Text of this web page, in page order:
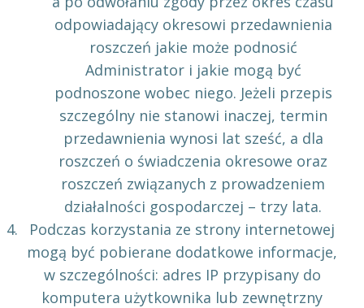
odpowiadający okresowi przedawnienia
roszczeń jakie może podnosić
Administrator i jakie mogą być
podnoszone wobec niego. Jeżeli przepis
szczególny nie stanowi inaczej, termin
przedawnienia wynosi lat sześć, a dla
roszczeń o świadczenia okresowe oraz
roszczeń związanych z prowadzeniem
działalności gospodarczej – trzy lata.
Podczas korzystania ze strony internetowej
mogą być pobierane dodatkowe informacje,
w szczególności: adres IP przypisany do
komputera użytkownika lub zewnętrzny